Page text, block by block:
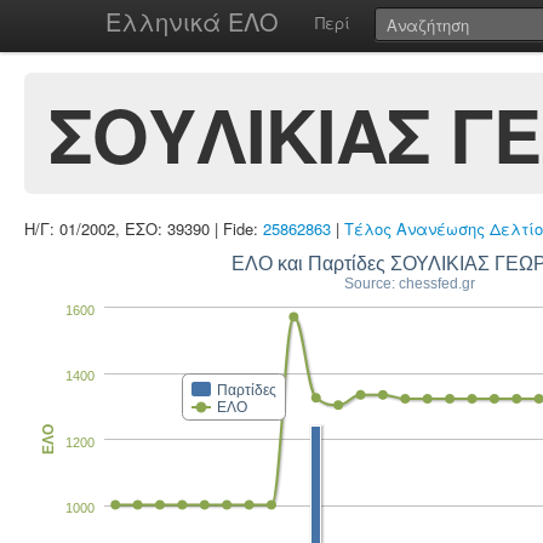
Ελληνικά ΕΛΟ Περί
ΣΟΥΛΙΚΙΑΣ
Η/Γ: 01/2002, ΕΣΟ: 39390 | Fide: 25862863 | Τέλος Ανανέωσης
ΕΛΟ και Παρτίδες ΣΟΥΛΙΚΙΑΣ
Source: chessfed.gr
Παρτίδες
ΕΛΟ
1000
1200
1400
1600
ΕΛΟ